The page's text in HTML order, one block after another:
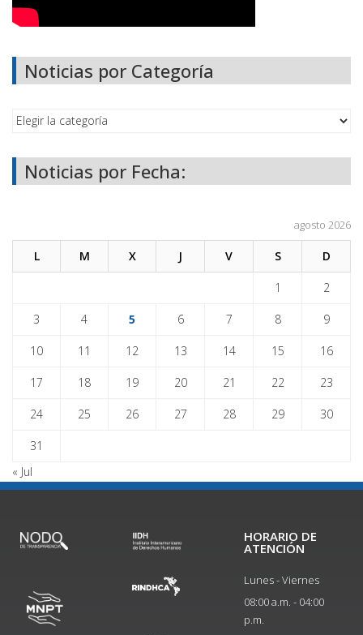
Noticias por Categoría
Noticias por Fecha:
agosto 2026
L M X J V S D
1 2
3 4 5 6 7 8 9
10 11 12 13 14 15 16
17 18 19 20 21 22 23
24 25 26 27 28 29 30
31
« Jul
HORARIO DE
ATENCIÓN
Lunes - Viernes
08:00 a.m. - 04:00
p.m.